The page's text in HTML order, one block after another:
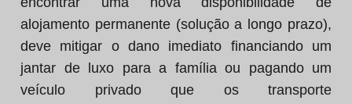
alojamento permanente (solução a longo prazo),
deve mitigar o dano imediato financiando um
jantar de luxo para a família ou pagando um
veículo privado que os transporte